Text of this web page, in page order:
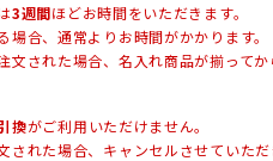
3週間ほどお時間をいただきます。
合、通常よりお時間がかかります。
文された場合、名入れ商品が揃ってか
換がご利用いただけません。
された場合、キャンセルさせていただ